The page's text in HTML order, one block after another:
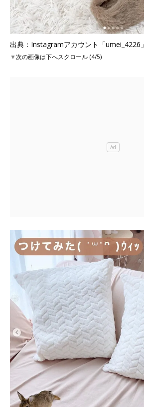
出典：Instagramアカウント「umei_4226」
▼次の画像は下へスクロール (4/5)